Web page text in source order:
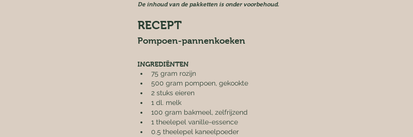
De inhoud van de pakketten is onder voorbehoud.
RECEPT
Pompoen-pannenkoeken
INGREDIËNTEN
75 gram rozijn
500 gram pompoen, gekookte
2 stuks eieren
1 dl. melk
100 gram bakmeel, zelfrijzend
1 theelepel vanille-essence
0.5 theelepel kaneelpoeder